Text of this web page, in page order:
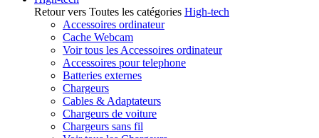
Retour vers Toutes les catégories High-tech
Accessoires ordinateur
Cache Webcam
Voir tous les Accessoires ordinateur
Accessoires pour telephone
Batteries externes
Chargeurs
Cables & Adaptateurs
Chargeurs de voiture
Chargeurs sans fil